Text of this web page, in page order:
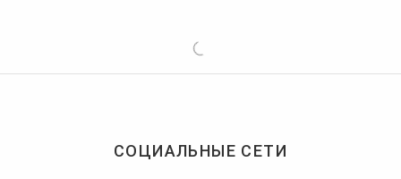
СОЦИАЛЬНЫЕ СЕТИ